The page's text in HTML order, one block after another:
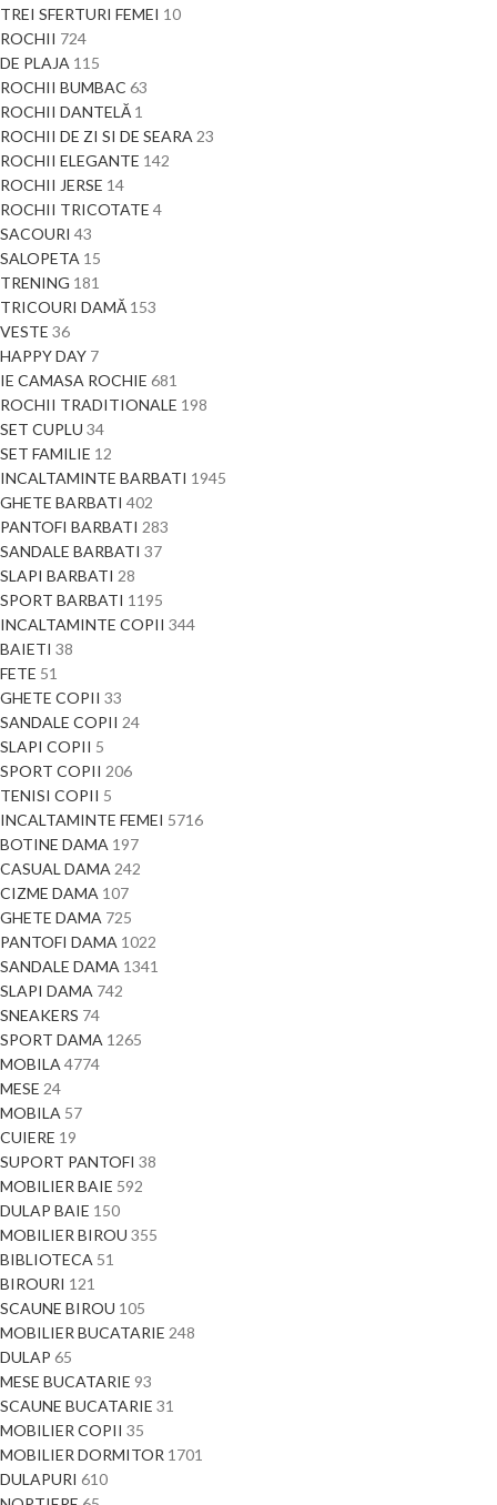
TREI SFERTURI FEMEI 10
ROCHII 724
DE PLAJA 115
ROCHII BUMBAC 63
ROCHII DANTELĂ 1
ROCHII DE ZI SI DE SEARA 23
ROCHII ELEGANTE 142
ROCHII JERSE 14
ROCHII TRICOTATE 4
SACOURI 43
SALOPETA 15
TRENING 181
TRICOURI DAMĂ 153
VESTE 36
HAPPY DAY 7
IE CAMASA ROCHIE 681
ROCHII TRADITIONALE 198
SET CUPLU 34
SET FAMILIE 12
INCALTAMINTE BARBATI 1945
GHETE BARBATI 402
PANTOFI BARBATI 283
SANDALE BARBATI 37
SLAPI BARBATI 28
SPORT BARBATI 1195
INCALTAMINTE COPII 344
BAIETI 38
FETE 51
GHETE COPII 33
SANDALE COPII 24
SLAPI COPII 5
SPORT COPII 206
TENISI COPII 5
INCALTAMINTE FEMEI 5716
BOTINE DAMA 197
CASUAL DAMA 242
CIZME DAMA 107
GHETE DAMA 725
PANTOFI DAMA 1022
SANDALE DAMA 1341
SLAPI DAMA 742
SNEAKERS 74
SPORT DAMA 1265
MOBILA 4774
MESE 24
MOBILA 57
CUIERE 19
SUPORT PANTOFI 38
MOBILIER BAIE 592
DULAP BAIE 150
MOBILIER BIROU 355
BIBLIOTECA 51
BIROURI 121
SCAUNE BIROU 105
MOBILIER BUCATARIE 248
DULAP 65
MESE BUCATARIE 93
SCAUNE BUCATARIE 31
MOBILIER COPII 35
MOBILIER DORMITOR 1701
DULAPURI 610